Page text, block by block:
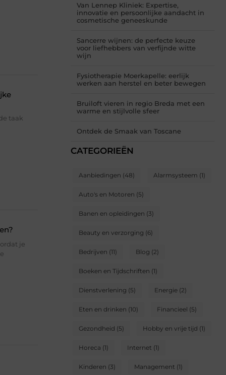
taak
je
Van Lennep Kliniek: Expertise,
innovatie en persoonlijke aandacht in
cosmetische geneeskunde
Sancerre wijnen: de perfecte keuze
voor liefhebbers van verfijnde witte
wijn
Fysiotherapie Moerkapelle: eerlijk
werken aan herstel en beter bewegen
Bruiloft vieren in regio Breda met een
warme en stijlvolle sfeer
Ontdek de Smaak van Toscane
CATEGORIEËN
Aanbiedingen (48) Alarmsysteem (1)
Auto's en Motoren (5)
Banen en opleidingen (3)
Beauty en verzorging (6)
Bedrijven (11) Blog (2)
Boeken en Tijdschriften (1)
Dienstverlening (5) Energie (2)
Eten en drinken (10) Financieel (5)
Gezondheid (5) Hobby en vrije tijd (1)
Horeca (1) Internet (1)
Kinderen (3) Management (1)